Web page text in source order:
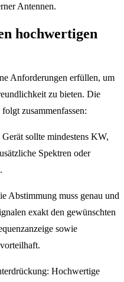
Antennen.
hochwertigen
Anforderungen erfüllen, um
zu bieten. Die
zusammenfassen:
sollte mindestens KW,
Spektren oder
Abstimmung muss genau und
exakt den gewünschten
sowie
Hochwertige